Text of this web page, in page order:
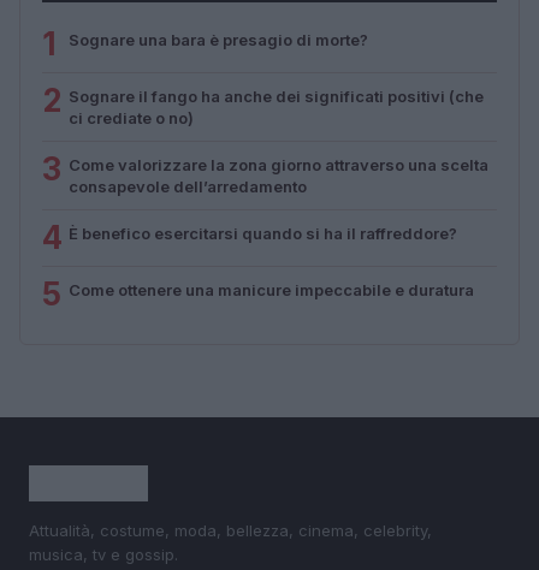
1 Sognare una bara è presagio di morte?
2 Sognare il fango ha anche dei significati positivi (che
ci crediate o no)
3 Come valorizzare la zona giorno attraverso una scelta
consapevole dell’arredamento
4 È benefico esercitarsi quando si ha il raffreddore?
5 Come ottenere una manicure impeccabile e duratura
Attualità, costume, moda, bellezza, cinema, celebrity,
musica, tv e gossip.